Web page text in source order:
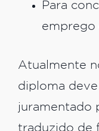
Para
emprego
Atualmente
diploma
juramentado
traduzido de